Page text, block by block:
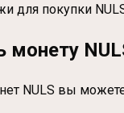
для покупки
монету
NULS вы